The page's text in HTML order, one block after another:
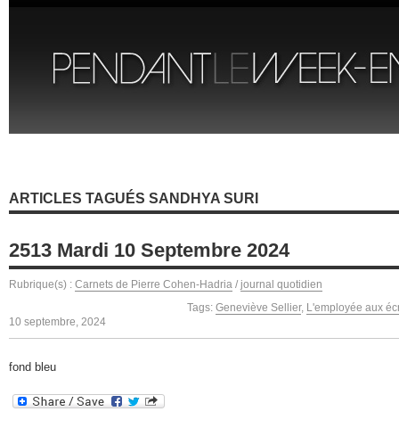
ARTICLES TAGUÉS SANDHYA SURI
2513 Mardi 10 Septembre 2024
Rubrique(s) : Carnets de Pierre Cohen-Hadria / journal quotidien
Tags: Geneviève Sellier, L'employée aux
10 septembre, 2024
fond bleu